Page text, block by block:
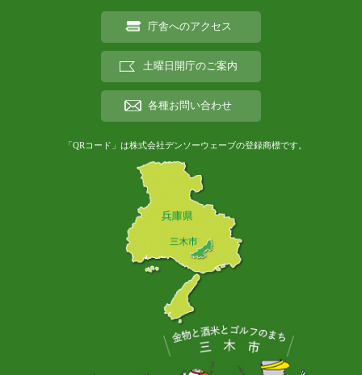
庁舎へのアクセス
土曜日開庁のご案内
各種お問い合わせ
「QRコード」は株式会社デンソーウェーブの登録商標です。